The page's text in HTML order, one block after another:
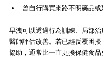
曾自行購買來路不明藥品或
早洩可以透過行為訓練、局部
醫師評估改善。若已經反覆困
協助，通常比一直更換保健食品